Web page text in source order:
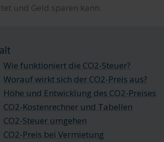
und Geld sparen kann.
Wie funktioniert die CO2-Steuer?
Worauf wirkt sich der CO2-Preis aus?
Höhe und Entwicklung des CO2-Preises
CO2-Kostenrechner und Tabellen
CO2-Steuer umgehen
CO2-Preis bei Vermietung